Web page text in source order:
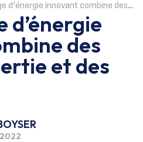
innovant combine des volants d’inertie et des batteries
d’énergie
des
et des